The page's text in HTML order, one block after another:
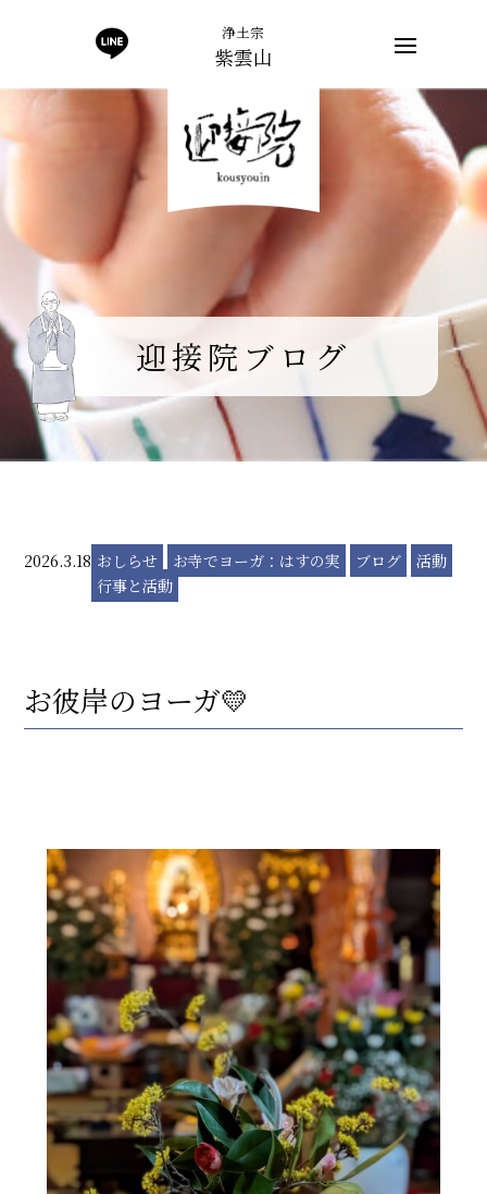
浄土宗
紫雲山
迎接院ブログ
2026.3.18 おしらせ お寺でヨーガ：はすの実 ブログ
活動
行事と活動
お彼岸のヨーガ💛